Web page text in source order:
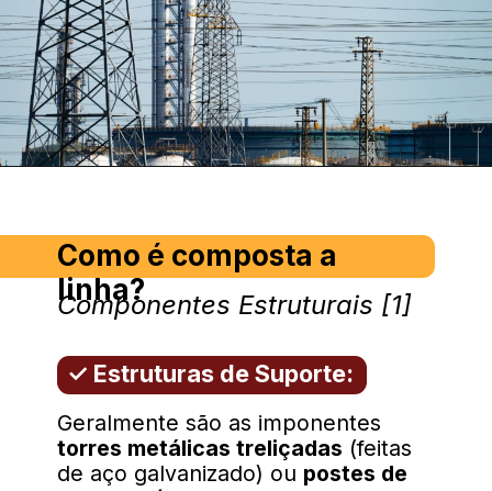
Como é composta a
linha?
✓ Estruturas de Suporte:
Geralmente são as imponentes
torres metálicas treliçadas (feitas
de aço galvanizado) ou postes de
Componentes Estruturais [1]